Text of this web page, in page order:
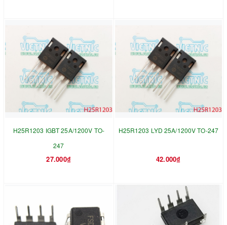
H25R1203 IGBT 25A/1200V TO-
247
27.000₫
H25R1203 LYD 25A/1200V TO-247
42.000₫